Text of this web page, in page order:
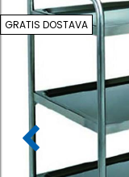
GRATIS DOSTAVA